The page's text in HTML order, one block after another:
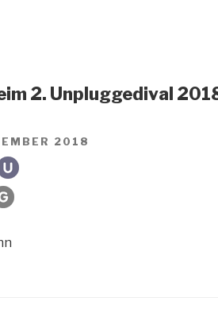
2. Unpluggedival
2018